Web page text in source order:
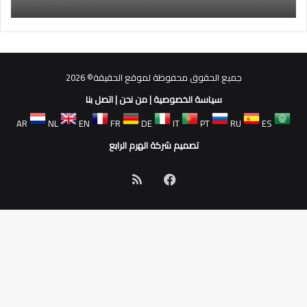
جميع الحقوق محفوظة لموقع الحقيقة© 2026
سياسة الخصوصية|من نحن|اتصل بنا
AR
NL EN FR DE IT PT RU
ES
تصميم شركة الهرم الرابع
فيسبوك
الموقع